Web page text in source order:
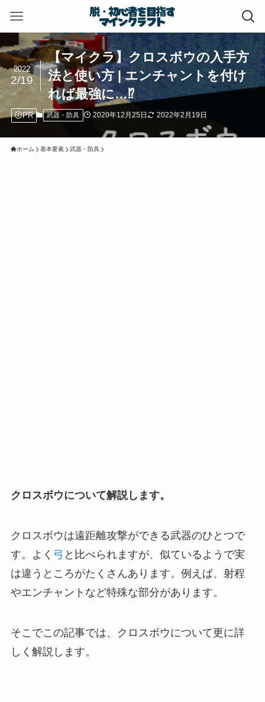
【マイクラ】クロスボウの入手方
法と使い方 | エンチャントを付け
れば最強に…⁉
2022
2/19
PR 武器・防具 2020年12月25日 2022年2月19日
ホーム 基本要素 武器・防具
クロスボウについて解説します。
クロスボウは遠距離攻撃ができる武器のひとつで
す。よく 弓 と比べられますが、似ているようで実
は違うところがたくさんあります。例えば、射程
やエンチャントなど特殊な部分があります。
そこでこの記事では、クロスボウについて更に詳
しく解説します。